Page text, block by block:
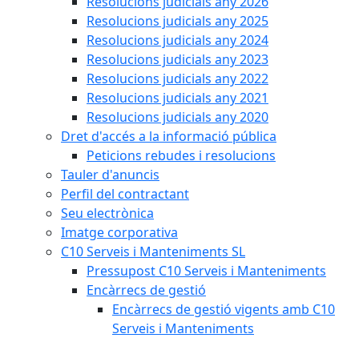
Resolucions judicials any 2025
Resolucions judicials any 2024
Resolucions judicials any 2023
Resolucions judicials any 2022
Resolucions judicials any 2021
Resolucions judicials any 2020
Dret d'accés a la informació pública
Peticions rebudes i resolucions
Tauler d'anuncis
Perfil del contractant
Seu electrònica
Imatge corporativa
C10 Serveis i Manteniments SL
Pressupost C10 Serveis i Manteniments
Encàrrecs de gestió
Encàrrecs de gestió vigents amb C10
Serveis i Manteniments